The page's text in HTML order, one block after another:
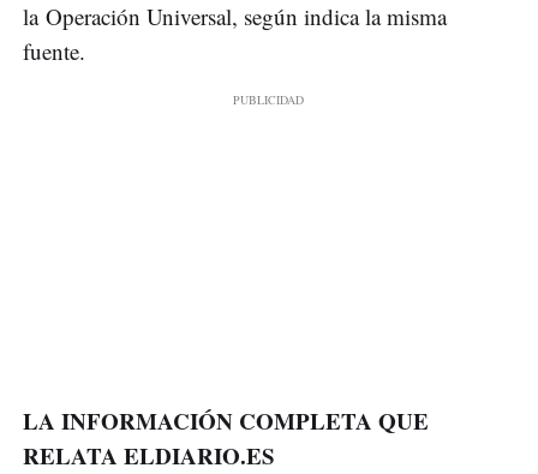
la Operación Universal, según indica la misma
fuente.
LA INFORMACIÓN COMPLETA QUE
RELATA ELDIARIO.ES